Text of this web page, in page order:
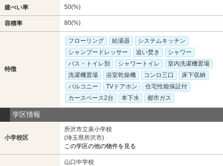
建ぺい率 50(%)
容積率 80(%)
特徴
フローリング 給湯器
システムキッチン
シャンプードレッサー
追い焚き
シャワー
バス・トイレ別
シャワートイレ
室内洗濯機置場
洗濯機置場
浴室乾燥機 コンロ三口
床下収納
バルコニー
TVドアホン
住宅性能保証付
カースペース2台
本下水 都市ガス
学区情報
小学校区
所沢市立泉小学校
(埼玉県所沢市)
この学区の他の物件を見る
山口中学校